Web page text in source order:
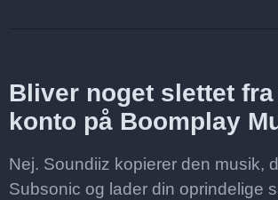
Bliver noget slettet
konto på Boomplay
Nej. Soundiiz kopierer den musik,
Subsonic og lader din oprindelige